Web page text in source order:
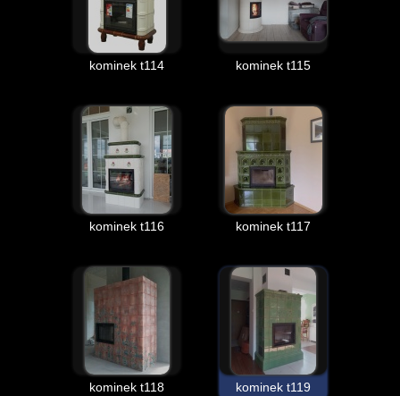
kominek t114 kominek t115
kominek t116 kominek t117
kominek t118 kominek t119